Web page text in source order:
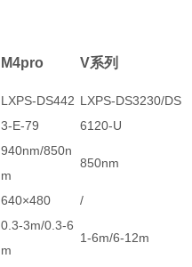
M4pro V系列
LXPS-DS442
3-E-79
LXPS-DS3230/DS
6120-U
940nm/850n
m
850nm
640×480 /
0.3-3m/0.3-6
m
1-6m/6-12m